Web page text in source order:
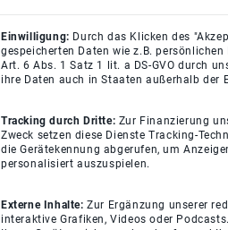
Einwilligung: Durch das Klicken des
gespeicherten Daten wie z.B.
Art. 6 Abs. 1 Satz 1 lit. a DS-GVO durch
ihre Daten auch in Staaten außerhalb der
Tracking durch Dritte: Zur Finanzierung
Zweck setzen diese Dienste Tracking-
die Gerätekennung abgerufen, um
personalisiert auszuspielen.
Externe Inhalte:Zur Ergänzung unserer
interaktive Grafiken, Videos oder